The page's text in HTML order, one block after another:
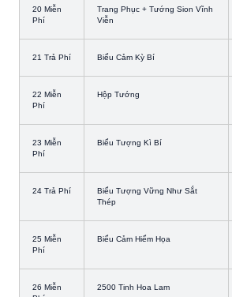
20 Miễn
Phí
Trang Phục + Tướng Sion Vĩnh
Viễn
21 Trả Phí Biểu Cảm Kỳ Bí
22 Miễn
Phí
Hộp Tướng
23 Miễn
Phí
Biểu Tượng Kì Bí
24 Trả Phí
Biểu Tượng Vững Như Sắt
Thép
25 Miễn
Phí
Biểu Cảm Hiểm Họa
26 Miễn
2500 Tinh Hoa Lam